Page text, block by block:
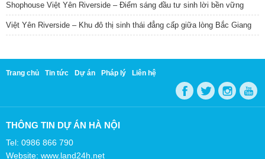
Shophouse Việt Yên Riverside – Điểm sáng đầu tư sinh lời bền vững
Việt Yên Riverside – Khu đô thị sinh thái đẳng cấp giữa lòng Bắc Giang
Trang chủ Tin tức Dự án Pháp lý Liên hệ
THÔNG TIN DỰ ÁN HÀ NỘI
Tel: 0986 866 790
Website: www.land24h.net